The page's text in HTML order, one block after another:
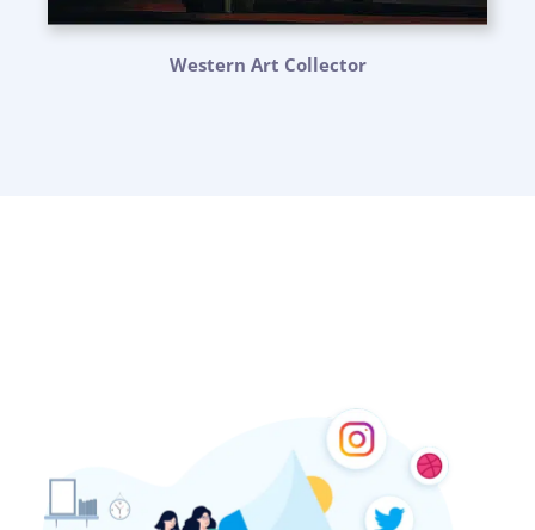
Western Art Collector